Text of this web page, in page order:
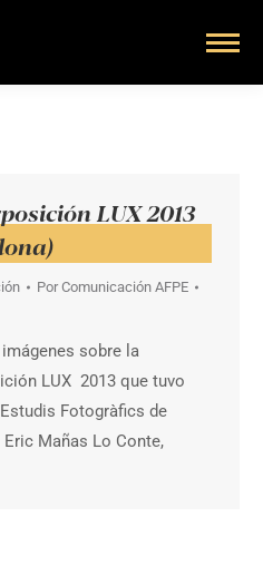
LUX 2013
PorComunicación AFPE
sobre la
LUX 2013 que tuvo
Fotogràfics de
Mañas Lo Conte,